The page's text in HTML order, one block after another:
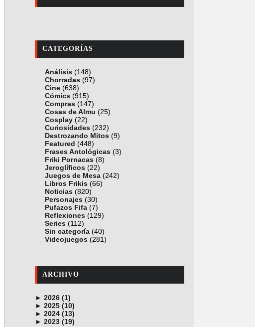
CATEGORÍAS
Análisis (148)
Chorradas (97)
Cine (638)
Cómics (915)
Compras (147)
Cosas de Almu (25)
Cosplay (22)
Curiosidades (232)
Destrozando Mitos (9)
Featured (448)
Frases Antológicas (3)
Friki Pornacas (8)
Jeroglíficos (22)
Juegos de Mesa (242)
Libros Frikis (66)
Noticias (820)
Personajes (30)
Pufazos Fifa (7)
Reflexiones (129)
Series (112)
Sin categoría (40)
Videojuegos (281)
ARCHIVO
► 2026 (1)
junio (1)
► 2025 (10)
noviembre (1)
octubre (1)
► 2024 (13)
diciembre (4)
► 2023 (19)